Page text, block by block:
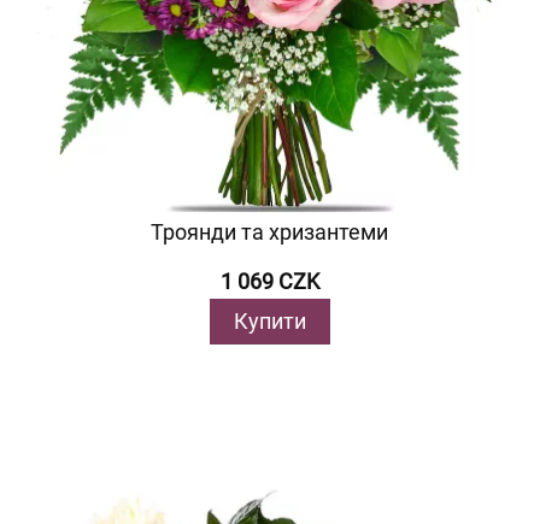
Троянди та хризантеми
1 069 CZK
Купити